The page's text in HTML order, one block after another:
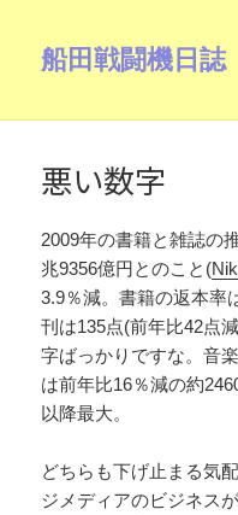
船田戦闘機日誌
悪い数字
2009年の書籍と雑誌の
兆9356億円とのこと(
3.9％減。書籍の返本率
刊は135点(前年比42点
字ばっかりですな。音
は前年比16％減の約
以降最大。
どちらも下げ止まる気
ジメディアのビジネス